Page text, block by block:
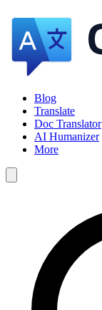
Blog
Translate
Doc Translator
AI Humanizer
More